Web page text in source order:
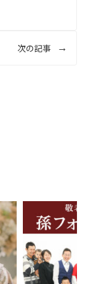
次の記事